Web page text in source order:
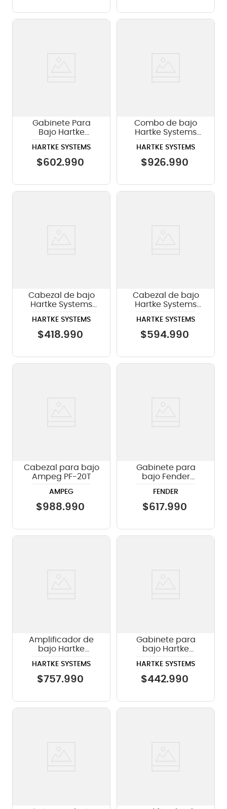
Gabinete Para
Bajo Hartke
HARTKE SYSTEMS
$602.990
Combo de bajo
Hartke Systems
HARTKE SYSTEMS
$926.990
Cabezal de bajo
Hartke Systems
HARTKE SYSTEMS
$418.990
Cabezal de bajo
Hartke Systems
HARTKE SYSTEMS
$594.990
Cabezal para bajo
Ampeg PF-20T
AMPEG
$988.990
Gabinete para
bajo Fender
FENDER
$617.990
Amplificador de
bajo Hartke
KICKBACK 15
COMBO 500 Watts
HARTKE SYSTEMS
$757.990
Gabinete para
bajo Hartke
HARTKE SYSTEMS
$442.990